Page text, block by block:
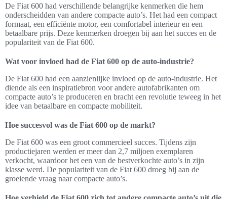
De Fiat 600 had verschillende belangrijke kenmerken die hem
onderscheidden van andere compacte auto’s. Het had een compact
formaat, een efficiënte motor, een comfortabel interieur en een
betaalbare prijs. Deze kenmerken droegen bij aan het succes en de
populariteit van de Fiat 600.
Wat voor invloed had de Fiat 600 op de auto-industrie?
De Fiat 600 had een aanzienlijke invloed op de auto-industrie. Het
diende als een inspiratiebron voor andere autofabrikanten om
compacte auto’s te produceren en bracht een revolutie teweeg in het
idee van betaalbare en compacte mobiliteit.
Hoe succesvol was de Fiat 600 op de markt?
De Fiat 600 was een groot commercieel succes. Tijdens zijn
productiejaren werden er meer dan 2,7 miljoen exemplaren
verkocht, waardoor het een van de bestverkochte auto’s in zijn
klasse werd. De populariteit van de Fiat 600 droeg bij aan de
groeiende vraag naar compacte auto’s.